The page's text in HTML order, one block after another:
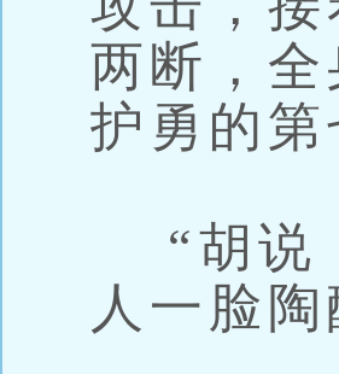
两断，
护勇的
“胡说
人一脸